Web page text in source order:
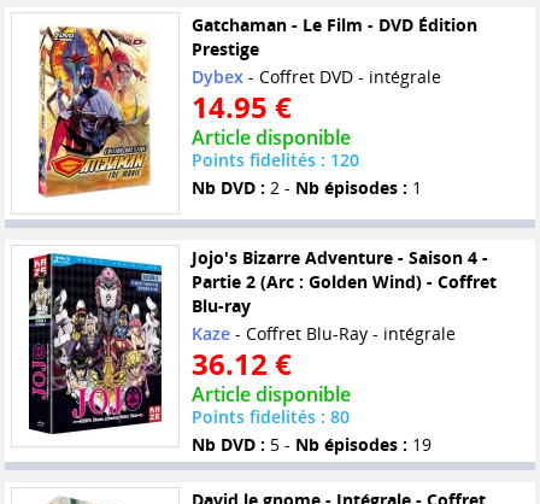
Gatchaman - Le Film - DVD Édition
Prestige
Dybex- Coffret DVD - intégrale
14.95 €
Article disponible
Points fidelités : 120
Nb DVD : 2 - Nb épisodes : 1
Jojo's Bizarre Adventure - Saison 4 -
Partie 2 (Arc : Golden Wind) - Coffret
Blu-ray
Kaze- Coffret Blu-Ray - intégrale
36.12 €
Article disponible
Points fidelités : 80
Nb DVD : 5 - Nb épisodes : 19